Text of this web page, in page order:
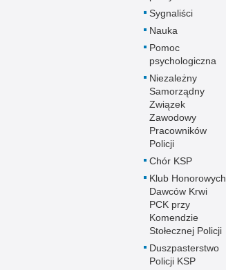
Sygnaliści
Nauka
Pomoc
psychologiczna
Niezależny
Samorządny
Związek
Zawodowy
Pracowników
Policji
Chór KSP
Klub Honorowych
Dawców Krwi
PCK przy
Komendzie
Stołecznej Policji
Duszpasterstwo
Policji KSP